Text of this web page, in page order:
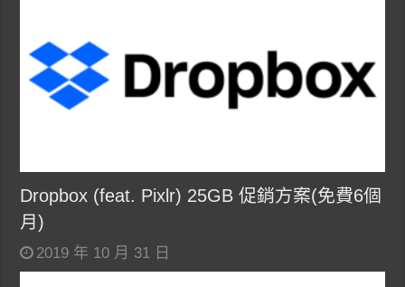
Dropbox (feat. Pixlr) 25GB 促銷方案(免費6個
月)
2019 年 10 月 31 日